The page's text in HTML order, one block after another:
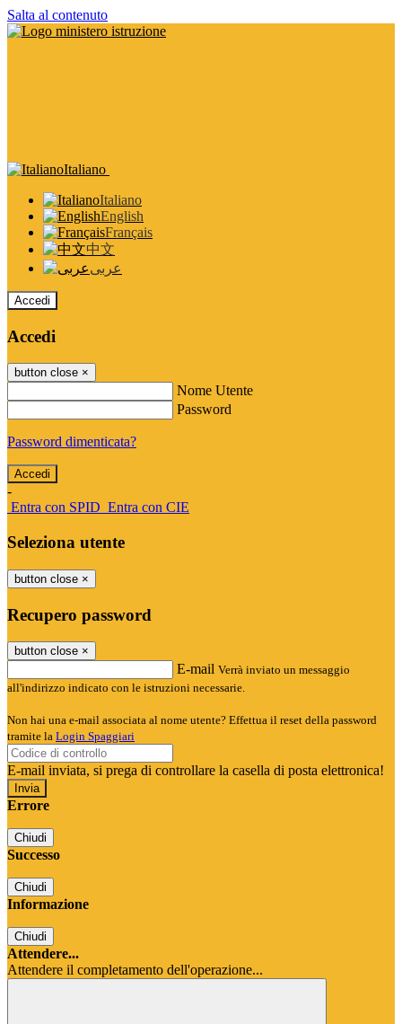
Salta al contenuto
Italiano
Italiano
English
Français
中文
عربى
Accedi
Accedi
button close ×
Nome Utente
Password
Password dimenticata?
-
Entra con SPID Entra con CIE
Seleziona utente
button close ×
Recupero password
button close ×
E-mail Verrà inviato un messaggio
all'indirizzo indicato con le istruzioni necessarie.
Non hai una e-mail associata al nome utente? Effettua il reset della password
tramite la Login Spaggiari
E-mail inviata, si prega di controllare la casella di posta elettronica!
Errore
Chiudi
Successo
Chiudi
Informazione
Chiudi
Attendere...
Attendere il completamento dell'operazione...